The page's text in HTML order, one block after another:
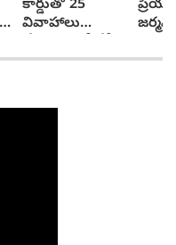
కార్డుతో 25
వివాహాలు
ఎమ్మెల్యే అల్లుడు